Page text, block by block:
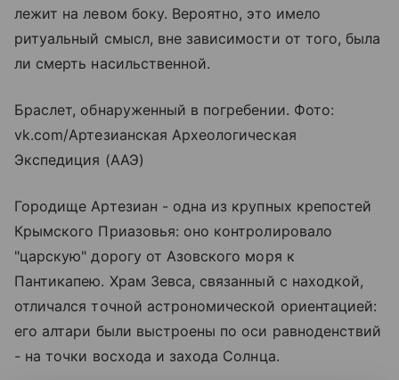
лежит на левом боку. Вероятно, это имело
ритуальный смысл, вне зависимости от того, была
ли смерть насильственной.
Браслет, обнаруженный в погребении. Фото:
vk.com/Артезианская Археологическая
Экспедиция (ААЭ)
Городище Артезиан - одна из крупных крепостей
Крымского Приазовья: оно контролировало
"царскую" дорогу от Азовского моря к
Пантикапею. Храм Зевса, связанный с находкой,
отличался точной астрономической ориентацией:
его алтари были выстроены по оси равноденствий
- на точки восхода и захода Солнца.